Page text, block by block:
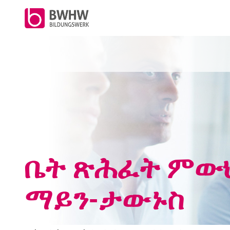
ቤት ጽሕፈት
ማይን-ታውኑስ